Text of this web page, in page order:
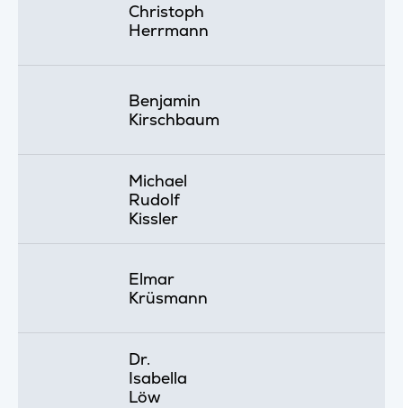
Christoph
Herrmann
Benjamin
Kirschbaum
Michael
Rudolf
Kissler
Elmar
Krüsmann
Dr.
Isabella
Löw